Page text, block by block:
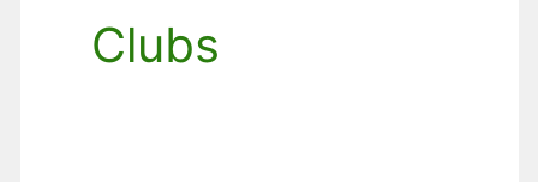
Clubs